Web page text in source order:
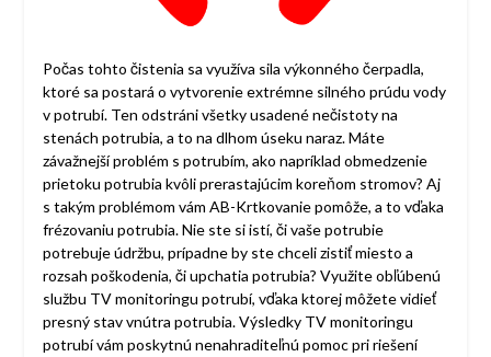
Počas tohto čistenia sa využíva sila výkonného čerpadla,
ktoré sa postará o vytvorenie extrémne silného prúdu vody
v potrubí. Ten odstráni všetky usadené nečistoty na
stenách potrubia, a to na dlhom úseku naraz. Máte
závažnejší problém s potrubím, ako napríklad obmedzenie
prietoku potrubia kvôli prerastajúcim koreňom stromov? Aj
s takým problémom vám AB-Krtkovanie pomôže, a to vďaka
frézovaniu potrubia. Nie ste si istí, či vaše potrubie
potrebuje údržbu, prípadne by ste chceli zistiť miesto a
rozsah poškodenia, či upchatia potrubia? Využite obľúbenú
službu TV monitoringu potrubí, vďaka ktorej môžete vidieť
presný stav vnútra potrubia. Výsledky TV monitoringu
potrubí vám poskytnú nenahraditeľnú pomoc pri riešení